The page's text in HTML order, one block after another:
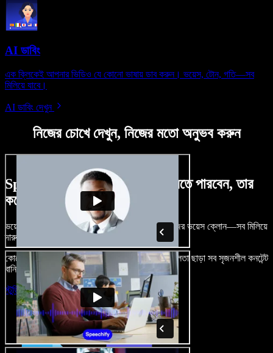
AI ডাবিং
এক ক্লিকেই আপনার ভিডিও যে কোনো ভাষায় ডাব করুন। ভয়েস, টোন, গতি—সব
মিলিয়ে যাবে।
AI ডাবিং দেখুন
নিজের চোখে দেখুন, নিজের মতো অনুভব করুন
Speechify Studio দিয়ে কী কী করতে পারবেন, তার
কয়েকটা উদাহরণ দেখুন
ভয়েসওভার, রয়্যালটি-ফ্রি ছবি, অডিও, ভিডিও যোগ, নিজের ভয়েস ক্লোন—সব মিলিয়ে
দারুণ মনে রাখার মতো অডিও-ভিডিও প্রজেক্ট বানান।
কোনো শেখার ঝামেলা নেই, শুধু ব্রাউজারে খুলুন—আর দুর্বলতা ছাড়া সব সৃজনশীল কনটেন্ট
বানিয়ে ফেলুন।
স্টুডিও চালু করুন